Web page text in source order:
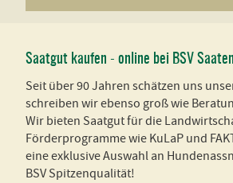
Saatgut kaufen - online bei BSV Saaten
Seit über 90 Jahren schätzen uns
schreiben wir ebenso groß wie
Wir bieten Saatgut für die
Förderprogramme wie KuLaP und
eine exklusive Auswahl an
BSV Spitzenqualität!